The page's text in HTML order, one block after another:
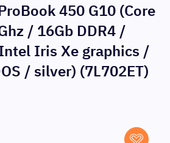
450 G10 (Core
/ 16Gb DDR4 /
Iris Xe graphics /
/ silver) (7L702ET)